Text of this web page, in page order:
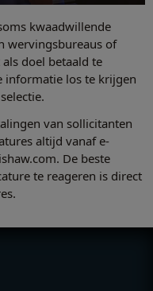
doelstelling
kwaadwillende
wervingsbureaus of
doel betaald te
informatie los te krijgen
van sollicitanten
altijd vanaf e-
De beste
te reageren is direct